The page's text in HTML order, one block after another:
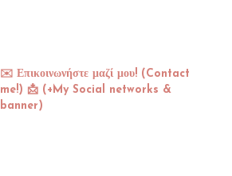
✉️ Επικοινωνήστε μαζί μου! (Contact
me!) 📩 (+My Social networks &
banner)